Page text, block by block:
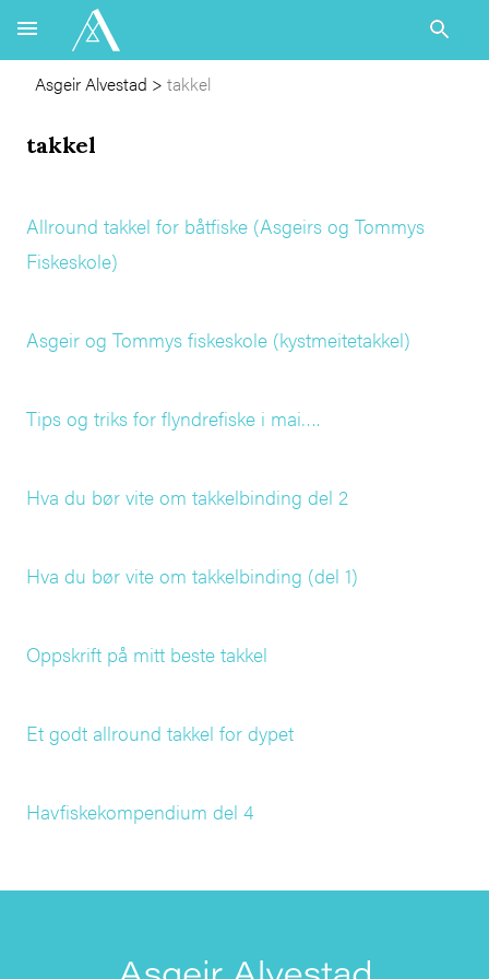
Asgeir Alvestad > takkel
takkel
Allround takkel for båtfiske (Asgeirs og Tommys
Fiskeskole)
Asgeir og Tommys fiskeskole (kystmeitetakkel)
Tips og triks for flyndrefiske i mai….
Hva du bør vite om takkelbinding del 2
Hva du bør vite om takkelbinding (del 1)
Oppskrift på mitt beste takkel
Et godt allround takkel for dypet
Havfiskekompendium del 4